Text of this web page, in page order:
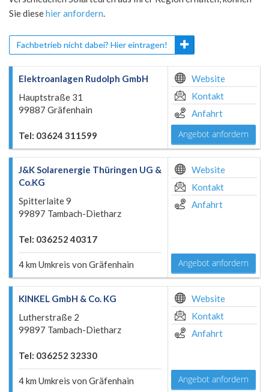
Sie diesehier anfordern.
Fachbetrieb nicht dabei? Hier eintragen!
Elektroanlagen Rudolph GmbH
Hauptstraße 31
99887 Gräfenhain
Tel: 03624 311599
Website
Kontakt
Anfahrt
Angebot anfordern
J&K Solarenergie Thüringen UG &
Co.KG
Spitterlaite 9
99897 Tambach-Dietharz
Tel: 036252 40317
4 km Umkreis von Gräfenhain
Website
Kontakt
Anfahrt
Angebot anfordern
KINKEL GmbH & Co. KG
Lutherstraße 2
99897 Tambach-Dietharz
Tel: 036252 32330
4 km Umkreis von Gräfenhain
Website
Kontakt
Anfahrt
Angebot anfordern